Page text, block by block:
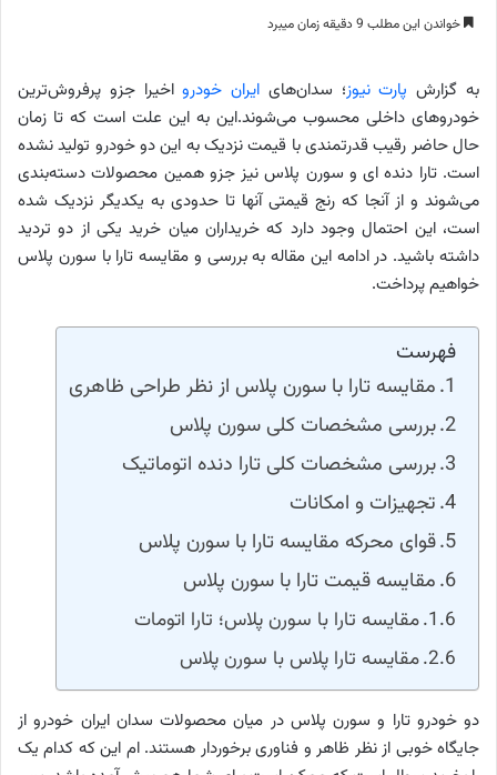
خواندن این مطلب 9 دقیقه زمان میبرد
به گزارش پارت نیوز؛ سدان‌های ایران خودرواخیرا جزو پرفروش‌ترین
خودروهای داخلی محسوب می‌شوند.این به این علت است که تا زمان
حال حاضر رقیب قدرتمندی با قیمت نزدیک به این دو خودرو تولید نشده
است. تارا دنده ای و سورن پلاس نیز جزو همین محصولات دسته‌بندی
می‌شوند و از آنجا که رنج قیمتی آنها تا حدودی به یکدیگر نزدیک شده
است، این احتمال وجود دارد که خریداران میان خرید یکی از دو تردید
داشته باشید. در ادامه این مقاله به بررسی و مقایسه تارا با سورن پلاس
خواهیم پرداخت.
فهرست
مقایسه تارا با سورن پلاس از نظر طراحی ظاهری
بررسی مشخصات کلی سورن پلاس
بررسی مشخصات کلی تارا دنده اتوماتیک
تجهیزات و امکانات
قوای محرکه مقایسه تارا با سورن پلاس
مقایسه قیمت تارا با سورن پلاس
مقایسه تارا با سورن پلاس؛ تارا اتومات
مقایسه تارا پلاس با سورن پلاس
دو خودرو تارا و سورن پلاس در میان محصولات سدان ایران خودرو از
جایگاه خوبی از نظر ظاهر و فناوری برخوردار هستند. ام این که کدام یک